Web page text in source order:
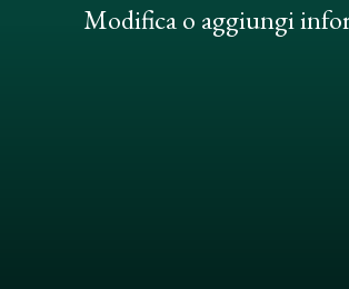
Modifica o aggiungi